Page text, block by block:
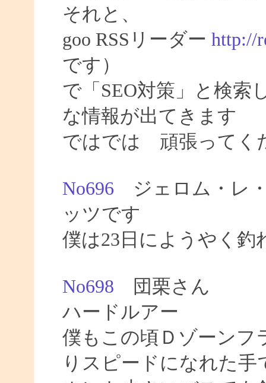
それと、
goo RSSリーダー http://
です）
で「SEO対策」と検
な情報が出てきます
ではでは 頑張ってく
No696 ジェロム・レ
ッツです
僕は23日にようやく釣
No698 団栗さん
ハードルアー
僕もこの頃Ｄゾーンフ
りスピードになれた手